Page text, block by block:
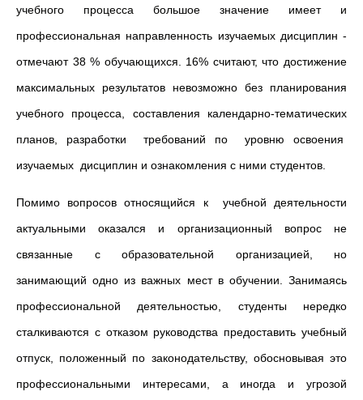
учебного процесса большое значение имеет и
профессиональная направленность изучаемых дисциплин -
отмечают 38 % обучающихся. 16% считают, что достижение
максимальных результатов невозможно без планирования
учебного процесса, составления календарно-тематических
планов, разработки требований по уровню освоения
изучаемых дисциплин и ознакомления с ними студентов.
Помимо вопросов относящийся к учебной деятельности
актуальными оказался и организационный вопрос не
связанные с образовательной организацией, но
занимающий одно из важных мест в обучении. Занимаясь
профессиональной деятельностью, студенты нередко
сталкиваются с отказом руководства предоставить учебный
отпуск, положенный по законодательству, обосновывая это
профессиональными интересами, а иногда и угрозой